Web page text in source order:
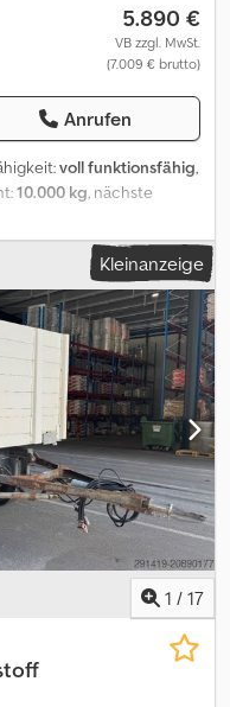
5.890 €
VB zzgl. MwSt.
(7.009 € brutto)
Anrufen
voll funktionsfähig,
10.000 kg, nächste
neue
jederzeit auf
möglich. Dsdpfxstq
Kleinanzeige
1 / 17